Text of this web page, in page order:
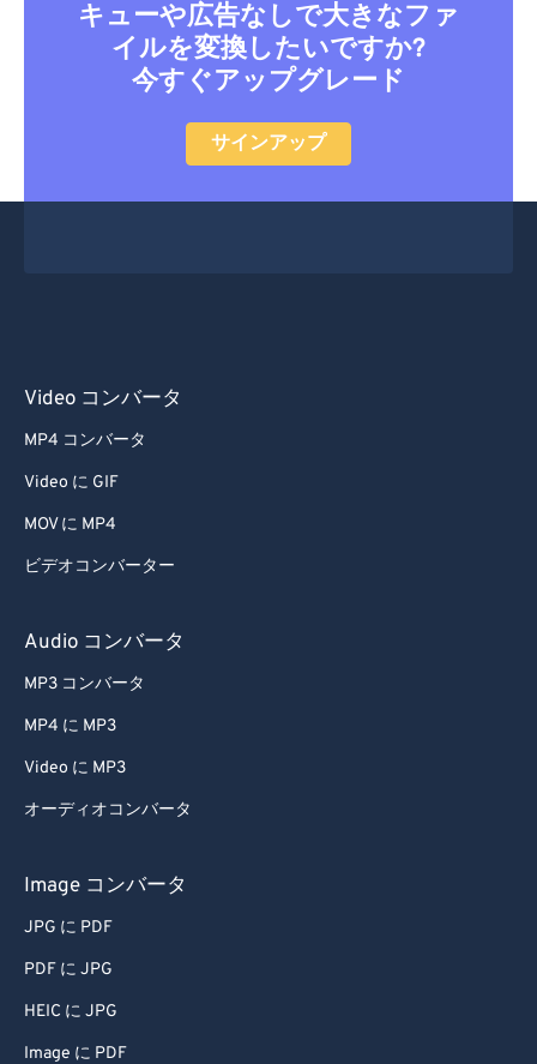
キューや広告なしで大きなファ
イルを変換したいですか?
今すぐアップグレード
サインアップ
Video コンバータ
MP4 コンバータ
Video に GIF
MOV に MP4
ビデオコンバーター
Audio コンバータ
MP3 コンバータ
MP4 に MP3
Video に MP3
オーディオコンバータ
Image コンバータ
JPG に PDF
PDF に JPG
HEIC に JPG
Image に PDF